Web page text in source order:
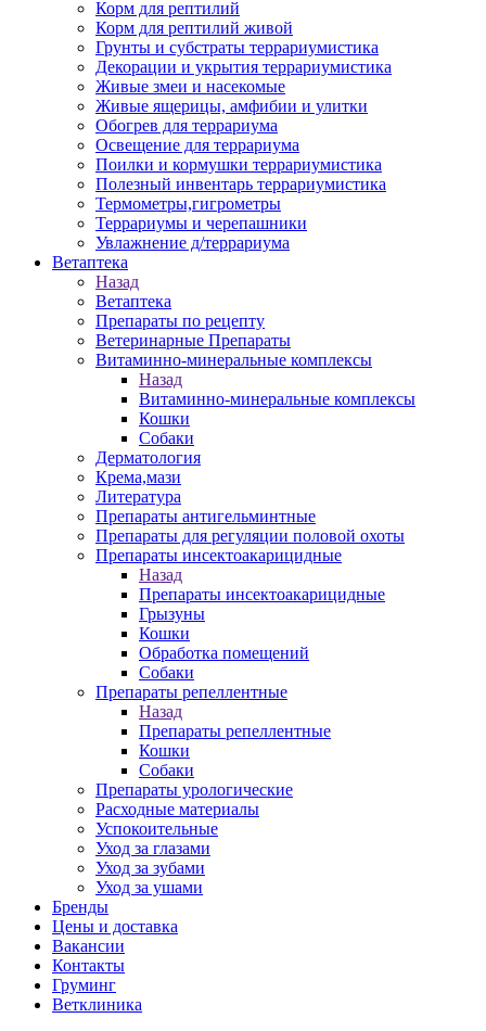
Корм для рептилий
Корм для рептилий живой
Грунты и субстраты террариумистика
Декорации и укрытия террариумистика
Живые змеи и насекомые
Живые ящерицы, амфибии и улитки
Обогрев для террариума
Освещение для террариума
Поилки и кормушки террариумистика
Полезный инвентарь террариумистика
Термометры,гигрометры
Террариумы и черепашники
Увлажнение д/террариума
Ветаптека
Назад
Ветаптека
Препараты по рецепту
Ветеринарные Препараты
Витаминно-минеральные комплексы
Назад
Витаминно-минеральные комплексы
Кошки
Собаки
Дерматология
Крема,мази
Литература
Препараты антигельминтные
Препараты для регуляции половой охоты
Препараты инсектоакарицидные
Назад
Препараты инсектоакарицидные
Грызуны
Кошки
Обработка помещений
Собаки
Препараты репеллентные
Назад
Препараты репеллентные
Кошки
Собаки
Препараты урологические
Расходные материалы
Успокоительные
Уход за глазами
Уход за зубами
Уход за ушами
Бренды
Цены и доставка
Вакансии
Контакты
Груминг
Ветклиника